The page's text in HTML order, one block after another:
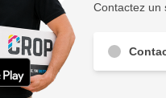
Contactez un